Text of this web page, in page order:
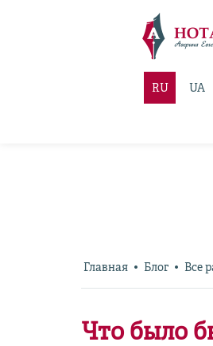
RU UA
Главная Блог Все
Что было